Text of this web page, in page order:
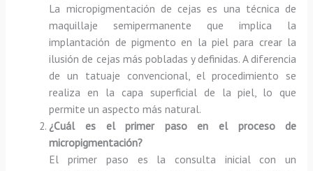
La micropigmentación de cejas es una técnica de
maquillaje semipermanente que implica la
implantación de pigmento en la piel para crear la
ilusión de cejas más pobladas y definidas. A diferencia
de un tatuaje convencional, el procedimiento se
realiza en la capa superficial de la piel, lo que
permite un aspecto más natural.
¿Cuál es el primer paso en el proceso de
micropigmentación?
El primer paso es la consulta inicial con un